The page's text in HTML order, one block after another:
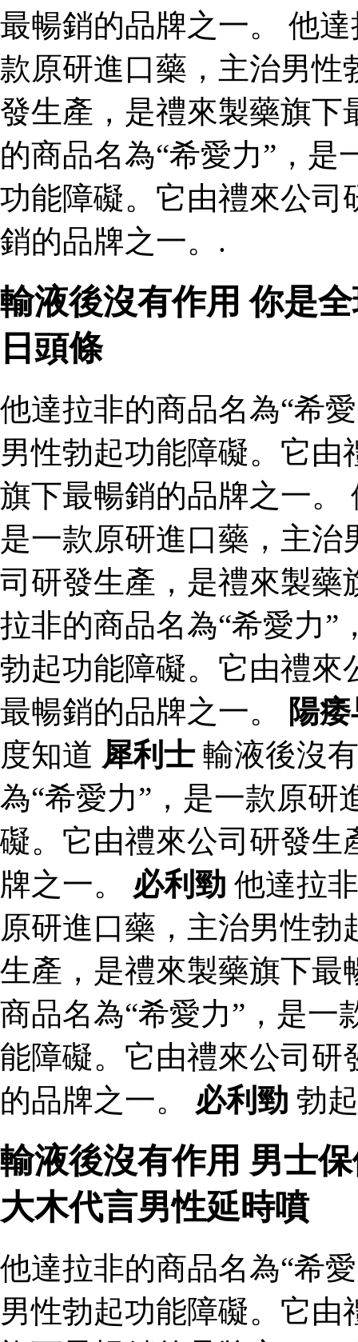
最暢銷的品牌之一。 他
款原研進口藥，主治男性
發生產，是禮來製藥旗下
的商品名為“希愛力”，
功能障礙。它由禮來公司
銷的品牌之一。.
輸液後沒有作用 你是
日頭條
他達拉非的商品名為“希
男性勃起功能障礙。它
旗下最暢銷的品牌之一。
是一款原研進口藥，主
司研發生產，是禮來製藥
拉非的商品名為“希愛力”
勃起功能障礙。它由禮來
最暢銷的品牌之一。
陽
度知道 犀利士 輸液後沒
為“希愛力”，是一款原研
礙。它由禮來公司研發生
牌之一。 必利勁 他達拉
原研進口藥，主治男性
生產，是禮來製藥旗下最
商品名為“希愛力”，是一
能障礙。它由禮來公司研
的品牌之一。 必利勁 勃
輸液後沒有作用 男士
大木代言男性延時噴
他達拉非的商品名為“希
男性勃起功能障礙。它